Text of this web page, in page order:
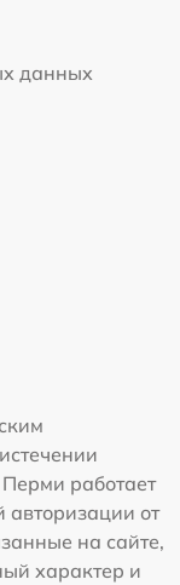
данных
работает
от
на сайте,
характер и